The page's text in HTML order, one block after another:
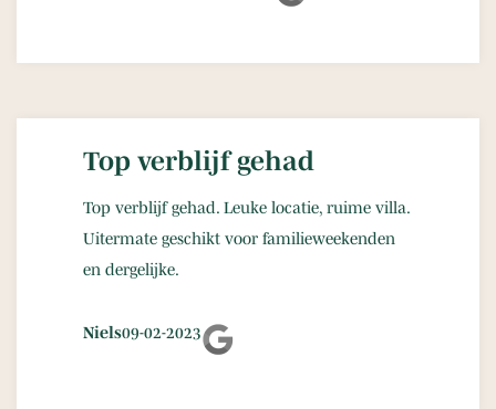
Top verblijf gehad
Top verblijf gehad. Leuke locatie, ruime villa.
Uitermate geschikt voor familieweekenden
en dergelijke.
Niels09-02-2023